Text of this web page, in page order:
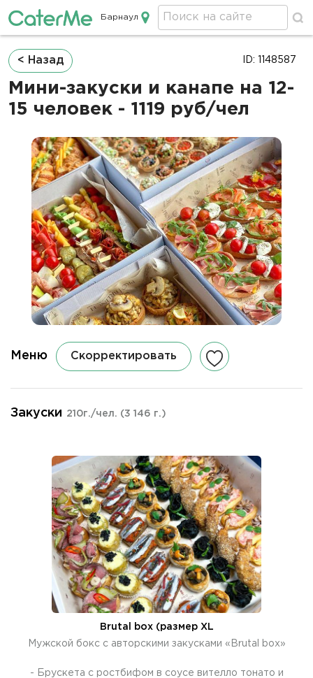
Кейтеринг в Барнауле
Барнаул
Строка
навигации
< Назад
Мини-закуски и канапе на 12-
15 человек - 1119 руб/чел
ID: 1148587
Меню Скорректировать
Закуски 210г./чел. (3 146 г.)
Brutal box (размер ХL
Мужской бокс с авторскими закусками «Brutal box»
- Брускета с ростбифом в соусе вителло тонато и